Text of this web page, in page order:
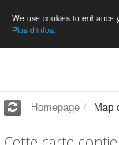
We use cookies to enhance
Plus d'infos.
Homepage Map